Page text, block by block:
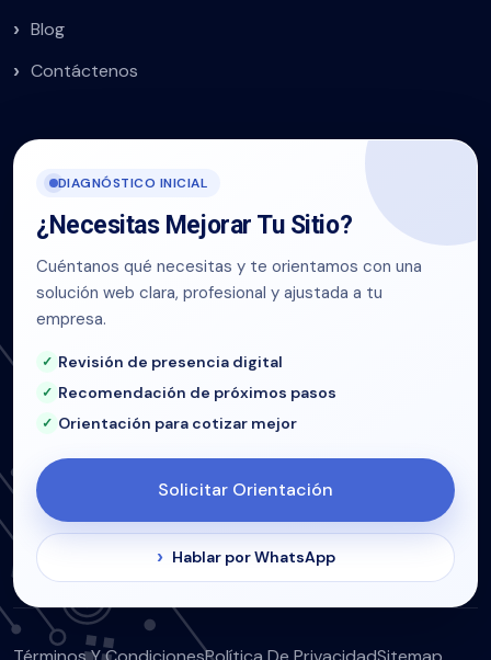
Blog
Contáctenos
DIAGNÓSTICO INICIAL
¿Necesitas Mejorar Tu Sitio?
Cuéntanos qué necesitas y te orientamos con una
solución web clara, profesional y ajustada a tu
empresa.
Revisión de presencia digital
Recomendación de próximos pasos
Orientación para cotizar mejor
Solicitar Orientación
Hablar por WhatsApp